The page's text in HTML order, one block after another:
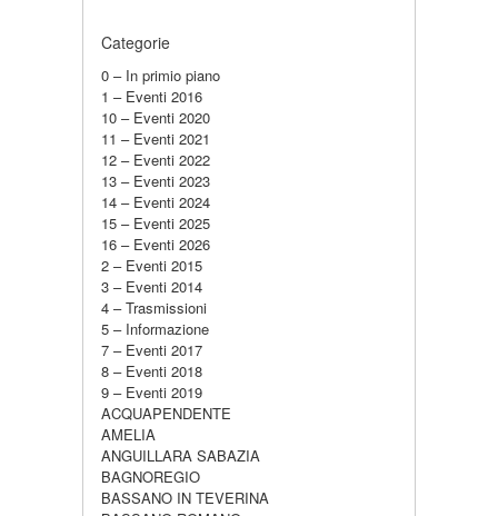
Categorie
0 – In primio piano
1 – Eventi 2016
10 – Eventi 2020
11 – Eventi 2021
12 – Eventi 2022
13 – Eventi 2023
14 – Eventi 2024
15 – Eventi 2025
16 – Eventi 2026
2 – Eventi 2015
3 – Eventi 2014
4 – Trasmissioni
5 – Informazione
7 – Eventi 2017
8 – Eventi 2018
9 – Eventi 2019
ACQUAPENDENTE
AMELIA
ANGUILLARA SABAZIA
BAGNOREGIO
BASSANO IN TEVERINA